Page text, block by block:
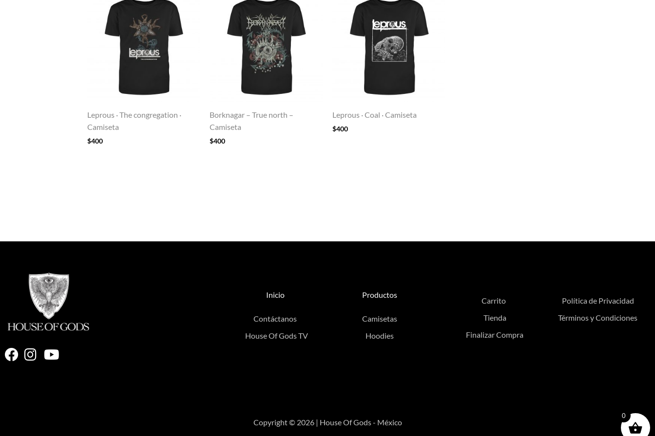
Leprous · The congregation ·
Camiseta
$400
Borknagar – True north –
Camiseta
$400
Leprous · Coal · Camiseta
$400
Inicio
Contáctanos
House Of Gods TV
Productos
Camisetas
Hoodies
Carrito
Tienda
Finalizar Compra
Política de Privacidad
Términos y Condiciones
Copyright © 2026 | House Of Gods - México
0